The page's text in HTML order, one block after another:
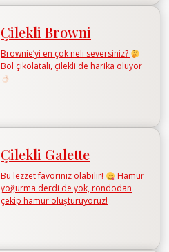
Çilekli Browni
Brownie’yi en çok neli seversiniz?
Bol çikolatalı, çilekli de harika oluyor
Çilekli Galette
Bu lezzet favoriniz olabilir!
Hamur
yoğurma derdi de yok, rondodan
çekip hamur oluşturuyoruz!